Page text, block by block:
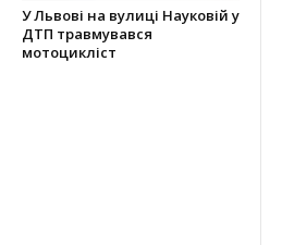
У Львові на вулиці Науковій у
ДТП травмувався
мотоцикліст